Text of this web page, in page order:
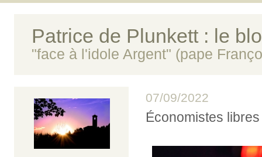
Patrice de Plunkett : le
"face à l'idole Argent" (pape
07/09/2022
Économistes